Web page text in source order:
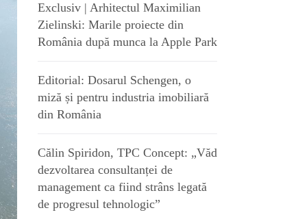
Exclusiv | Arhitectul Maximilian
Zielinski: Marile proiecte din
România după munca la Apple Park
Editorial: Dosarul Schengen, o
miză și pentru industria imobiliară
din România
Călin Spiridon, TPC Concept: „Văd
dezvoltarea consultanței de
management ca fiind strâns legată
de progresul tehnologic”